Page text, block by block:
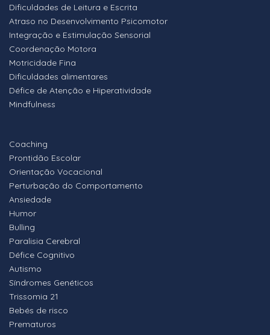
Dificuldades de Leitura e Escrita
Atraso no Desenvolvimento Psicomotor
Integração e Estimulação Sensorial
Coordenação Motora
Motricidade Fina
Dificuldades alimentares
Défice de Atenção e Hiperatividade
Mindfulness
Coaching
Prontidão Escolar
Orientação Vocacional
Perturbação do Comportamento
Ansiedade
Humor
Bulling
Paralisia Cerebral
Défice Cognitivo
Autismo
Síndromes Genéticos
Trissomia 21
Bebés de risco
Prematuros